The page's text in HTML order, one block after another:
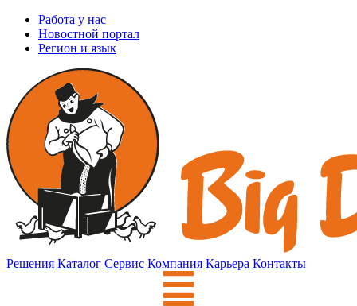
Работа у нас
Новостной портал
Регион и язык
Решения Каталог Сервис Компания Карьера Контакты